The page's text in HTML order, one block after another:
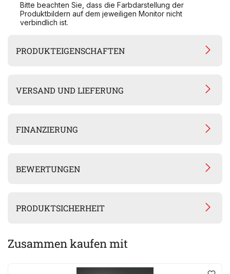
Bitte beachten Sie, dass die Farbdarstellung der
Produktbildern auf dem jeweiligen Monitor nicht
verbindlich ist.
PRODUKTEIGENSCHAFTEN
VERSAND UND LIEFERUNG
FINANZIERUNG
BEWERTUNGEN
PRODUKTSICHERHEIT
Zusammen kaufen mit